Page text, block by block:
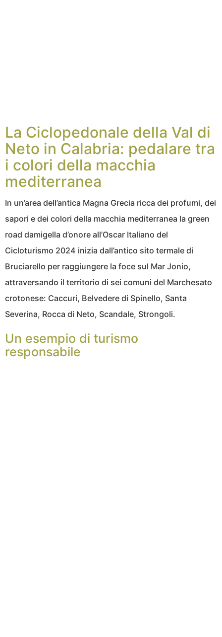
La Ciclopedonale della Val di
Neto in Calabria: pedalare tra
i colori della macchia
mediterranea
In un’area dell’antica Magna Grecia ricca dei profumi, dei
sapori e dei colori della macchia mediterranea la green
road damigella d’onore all’Oscar Italiano del
Cicloturismo 2024 inizia dall’antico sito termale di
Bruciarello per raggiungere la foce sul Mar Jonio,
attraversando il territorio di sei comuni del Marchesato
crotonese: Caccuri, Belvedere di Spinello, Santa
Severina, Rocca di Neto, Scandale, Strongoli.
Un esempio di turismo
responsabile